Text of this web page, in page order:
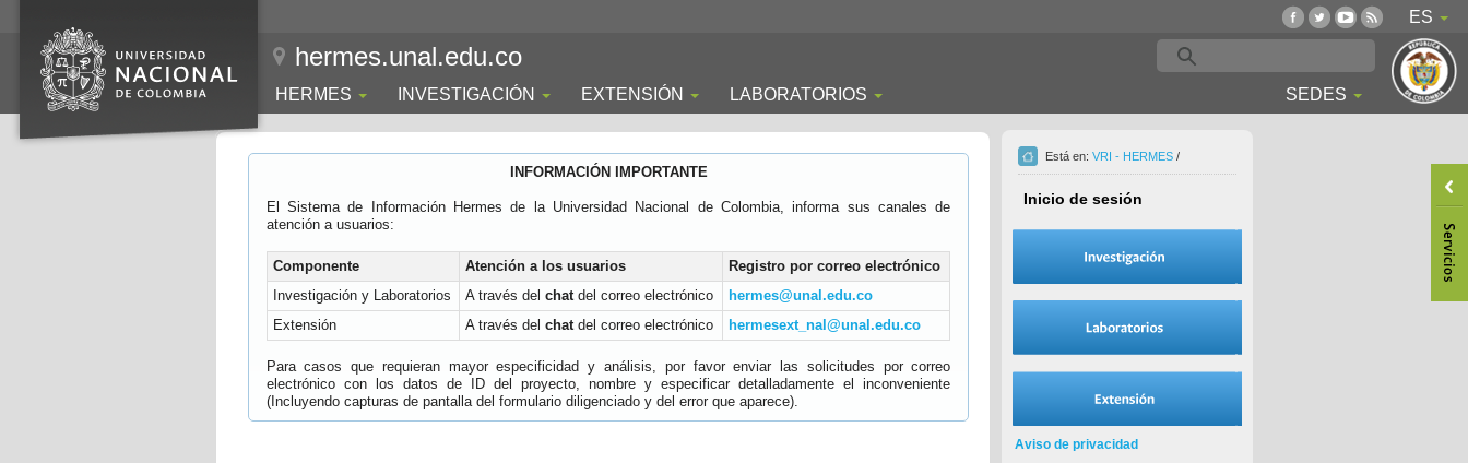
ES
hermes.unal.edu.co
HERMES INVESTIGACIÓN EXTENSIÓN LABORATORIOS SEDES
INFORMACIÓN IMPORTANTE
El Sistema de Información Hermes de la Universidad Nacional de Colombia, informa sus canales de
atención a usuarios:
Componente Atención a los usuarios
Registro por correo electrónico
Investigación y Laboratorios
A través del chatdel correo electrónico
hermes@unal.edu.co
Extensión
A través del chatdel correo electrónico hermesext_nal@unal.edu.co
Para casos que requieran mayor especificidad y análisis, por favor enviar las solicitudes por correo
electrónico con los datos de ID del proyecto, nombre y especificar detalladamente el inconveniente
(Incluyendo capturas de pantalla del formulario diligenciado y del error que aparece).
Está en: VRI - HERMES /
Inicio de sesión
Aviso de privacidad